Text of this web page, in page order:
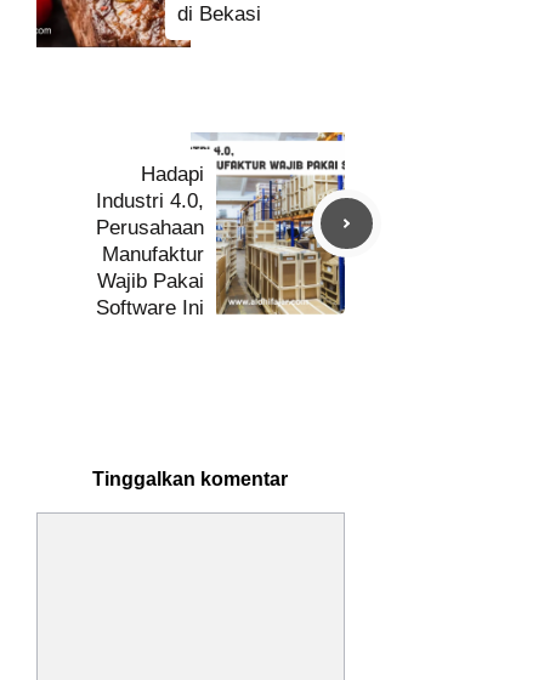
di Bekasi
Hadapi
Industri 4.0,
Perusahaan
Manufaktur
Wajib Pakai
Software Ini
Tinggalkan komentar